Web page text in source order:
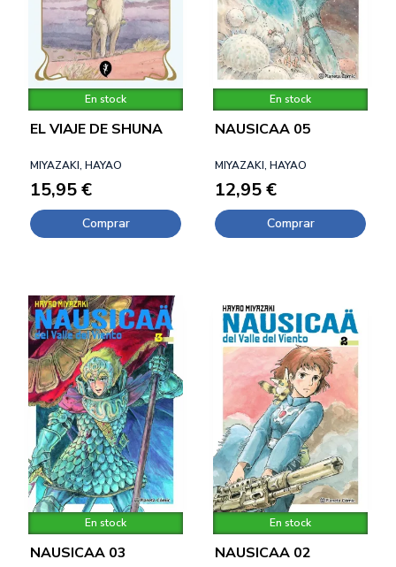
En stock
EL VIAJE DE SHUNA
MIYAZAKI, HAYAO
15,95 €
Comprar
En stock
NAUSICAA 05
MIYAZAKI, HAYAO
12,95 €
Comprar
En stock
NAUSICAA 03
En stock
NAUSICAA 02